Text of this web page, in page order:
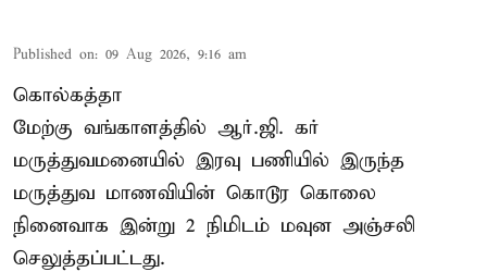
Published on: 09 Aug 2026, 9:16 am
கொல்கத்தா
மேற்கு வங்காளத்தில் ஆர்.ஜி. கர்
மருத்துவமனையில் இரவு பணியில் இருந்த
மருத்துவ மாணவியின் கொடூர கொலை
நினைவாக இன்று 2 நிமிடம் மவுன அஞ்சலி
செலுத்தப்பட்டது.